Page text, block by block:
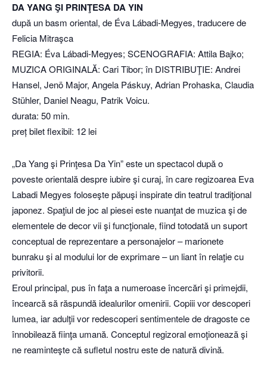
DA YANG ŞI PRINŢESA DA YIN
după un basm oriental, de Éva Lábadi-Megyes, traducere de
Felicia Mitraşca
REGIA: Éva Lábadi-Megyes; SCENOGRAFIA: Attila Bajko;
MUZICA ORIGINALĂ: Cari Tibor; în DISTRIBUŢIE: Andrei
Hansel, Jenö Major, Angela Páskuy, Adrian Prohaska, Claudia
Stühler, Daniel Neagu, Patrik Voicu.
durata: 50 min.
preț bilet flexibil: 12 lei
„Da Yang şi Prinţesa Da Yin” este un spectacol după o
poveste orientală despre iubire şi curaj, în care regizoarea Eva
Labadi Megyes foloseşte păpuşi inspirate din teatrul tradiţional
japonez. Spaţiul de joc al piesei este nuanţat de muzica şi de
elementele de decor vii şi funcţionale, fiind totodată un suport
conceptual de reprezentare a personajelor – marionete
bunraku şi al modului lor de exprimare – un liant în relaţie cu
privitorii.
Eroul principal, pus în faţa a numeroase încercări şi primejdii,
încearcă să răspundă idealurilor omenirii. Copiii vor descoperi
lumea, iar adulţii vor redescoperi sentimentele de dragoste ce
înnobilează fiinţa umană. Conceptul regizoral emoţionează şi
ne reaminteşte că sufletul nostru este de natură divină.